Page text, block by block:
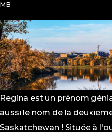
MB
Regina est un prénom
aussi le nom de la
Saskatchewan ! Située à